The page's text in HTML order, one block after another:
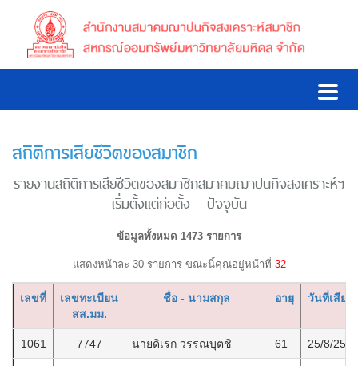
สถิติการเสียชีวิตของสมาชิก
รายงานสถิติการเสียชีวิตของสมาชิกสมาคมฌาปนกิจสงเคราะห์ฯ
เริ่มตั้งแต่ก่อตั้ง - ปัจจุบัน
ข้อมูลทั้งหมด 1473 รายการ
แสดงหน้าละ 30 รายการ ขณะนี้คุณอยู่หน้าที่ 32
เลขที่
เลขทะเบียน
สส.มม.
ชื่อ - นามสกุล อายุ วันที่เสียชี
1061 7747 นายดิเรก วรรณบุตชิ 61 25/8/2566